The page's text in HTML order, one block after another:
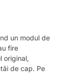
un modul de
fire
original,
de cap. Pe